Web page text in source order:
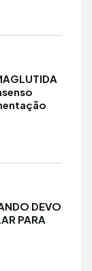
DEVO
PARA